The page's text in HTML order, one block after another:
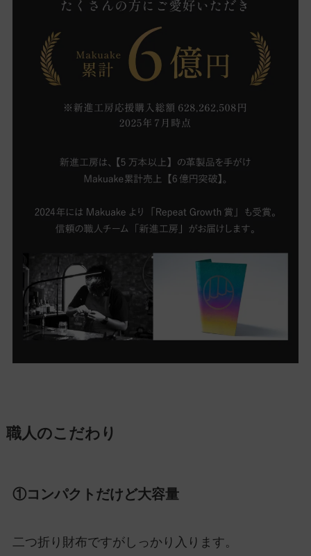
職人のこだわり
①コンパクトだけど大容量
二つ折り財布ですがしっかり入ります。